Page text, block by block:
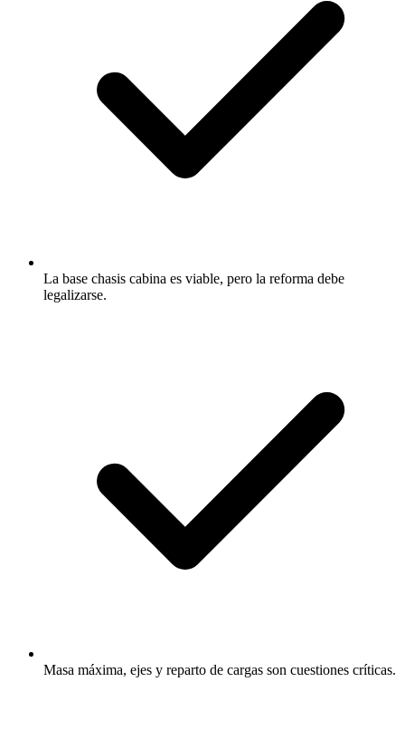
La base chasis cabina es viable, pero la reforma debe
legalizarse.
Masa máxima, ejes y reparto de cargas son cuestiones críticas.